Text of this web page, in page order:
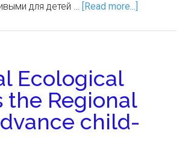
для детей … [Read more...]
Ecological
the Regional
child-